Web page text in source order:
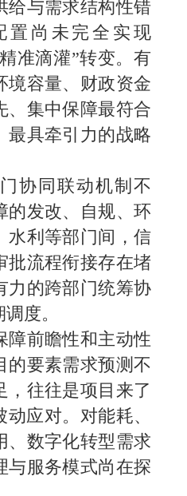
与需求结构性错
置尚未完全实现
准滴灌”转变。有
境容量、财政资金
、集中保障最符合
最具牵引力的战略
同联动机制不
的发改、自规、环
水利等部门间，信
批流程衔接存在堵
力的跨部门统筹协
度。
前瞻性和主动性
的要素需求预测不
，往往是项目来了
应对。对能耗、
、数字化转型需求
与服务模式尚在探